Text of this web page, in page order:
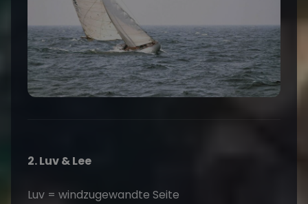
2. Luv & Lee
Luv = windzugewandte Seite